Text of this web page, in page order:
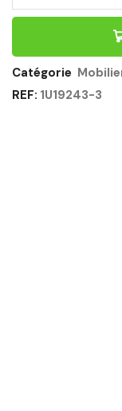
Catégorie
REF: 1U19243-3